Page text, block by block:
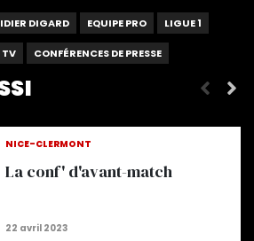
DIGARD EQUIPE PRO LIGUE 1
TV CONFÉRENCES DE PRESSE
NICE-CLERMONT
La conf' d'avant-match
match